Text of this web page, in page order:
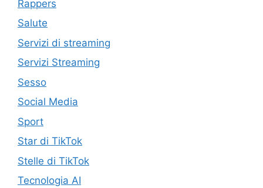
Rappers
Salute
Servizi di streaming
Servizi Streaming
Sesso
Social Media
Sport
Star di TikTok
Stelle di TikTok
Tecnologia AI